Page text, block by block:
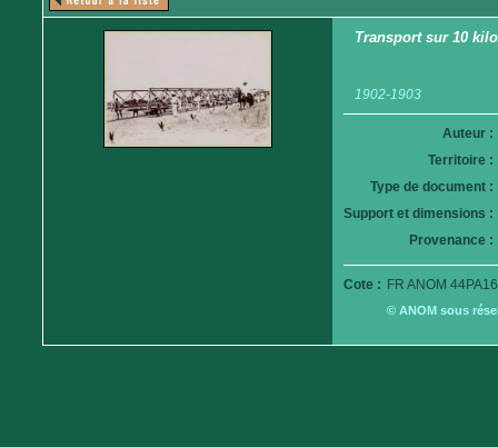
Transport sur 10
1902-1903
Auteur :
Territoire :
Type de document :
Support et dimensions :
Provenance :
Cote : FR ANOM
© ANOM sous